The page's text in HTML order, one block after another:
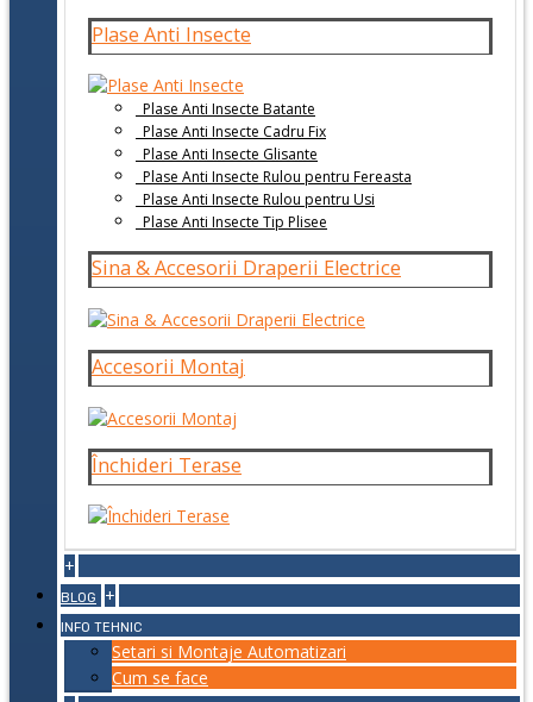
Plase Anti Insecte
Plase Anti Insecte Batante
Plase Anti Insecte Cadru Fix
Plase Anti Insecte Glisante
Plase Anti Insecte Rulou pentru Fereasta
Plase Anti Insecte Rulou pentru Usi
Plase Anti Insecte Tip Plisee
Sina & Accesorii Draperii Electrice
Accesorii Montaj
Închideri Terase
+
BLOG +
INFO TEHNIC
Setari si Montaje Automatizari
Cum se face